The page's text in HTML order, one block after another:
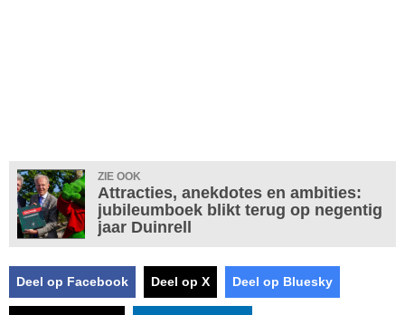
ZIE OOK
Attracties, anekdotes en ambities:
jubileumboek blikt terug op negentig
jaar Duinrell
Deel op Facebook Deel op X Deel op Bluesky